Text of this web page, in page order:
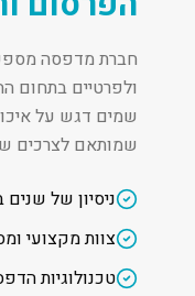
חברת מדפסה
ולפרטיים בתחום
שמים דגש על
שמותאם לצרכים
ניסיון של
צוות מקצועי
טכנולוגיות